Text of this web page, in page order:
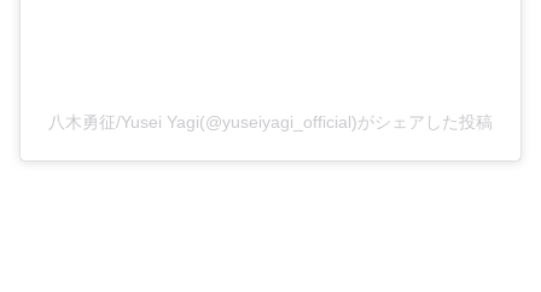
八木勇征/Yusei Yagi(@yuseiyagi_official)がシェアした投稿